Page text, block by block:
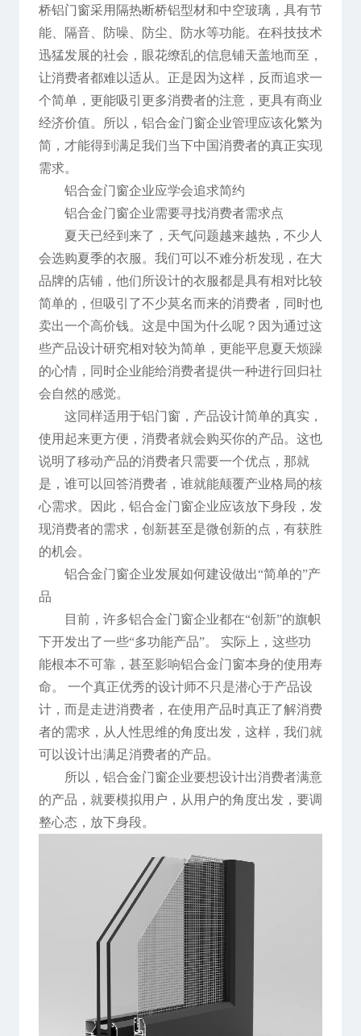
桥铝门窗采用隔热断桥铝型材和中空玻璃，具有节
能、隔音、防噪、防尘、防水等功能。在科技技术
迅猛发展的社会，眼花缭乱的信息铺天盖地而至，
让消费者都难以适从。正是因为这样，反而追求一
个简单，更能吸引更多消费者的注意，更具有商业
经济价值。所以，铝合金门窗企业管理应该化繁为
简，才能得到满足我们当下中国消费者的真正实现
需求。
铝合金门窗企业应学会追求简约
铝合金门窗企业需要寻找消费者需求点
夏天已经到来了，天气问题越来越热，不少人
会选购夏季的衣服。我们可以不难分析发现，在大
品牌的店铺，他们所设计的衣服都是具有相对比较
简单的，但吸引了不少莫名而来的消费者，同时也
卖出一个高价钱。这是中国为什么呢？因为通过这
些产品设计研究相对较为简单，更能平息夏天烦躁
的心情，同时企业能给消费者提供一种进行回归社
会自然的感觉。
这同样适用于铝门窗，产品设计简单的真实，
使用起来更方便，消费者就会购买你的产品。这也
说明了移动产品的消费者只需要一个优点，那就
是，谁可以回答消费者，谁就能颠覆产业格局的核
心需求。因此，铝合金门窗企业应该放下身段，发
现消费者的需求，创新甚至是微创新的点，有获胜
的机会。
铝合金门窗企业发展如何建设做出“简单的”产
品
目前，许多铝合金门窗企业都在“创新”的旗帜
下开发出了一些“多功能产品”。 实际上，这些功
能根本不可靠，甚至影响铝合金门窗本身的使用寿
命。 一个真正优秀的设计师不只是潜心于产品设
计，而是走进消费者，在使用产品时真正了解消费
者的需求，从人性思维的角度出发，这样，我们就
可以设计出满足消费者的产品。
所以，铝合金门窗企业要想设计出消费者满意
的产品，就要模拟用户，从用户的角度出发，要调
整心态，放下身段。